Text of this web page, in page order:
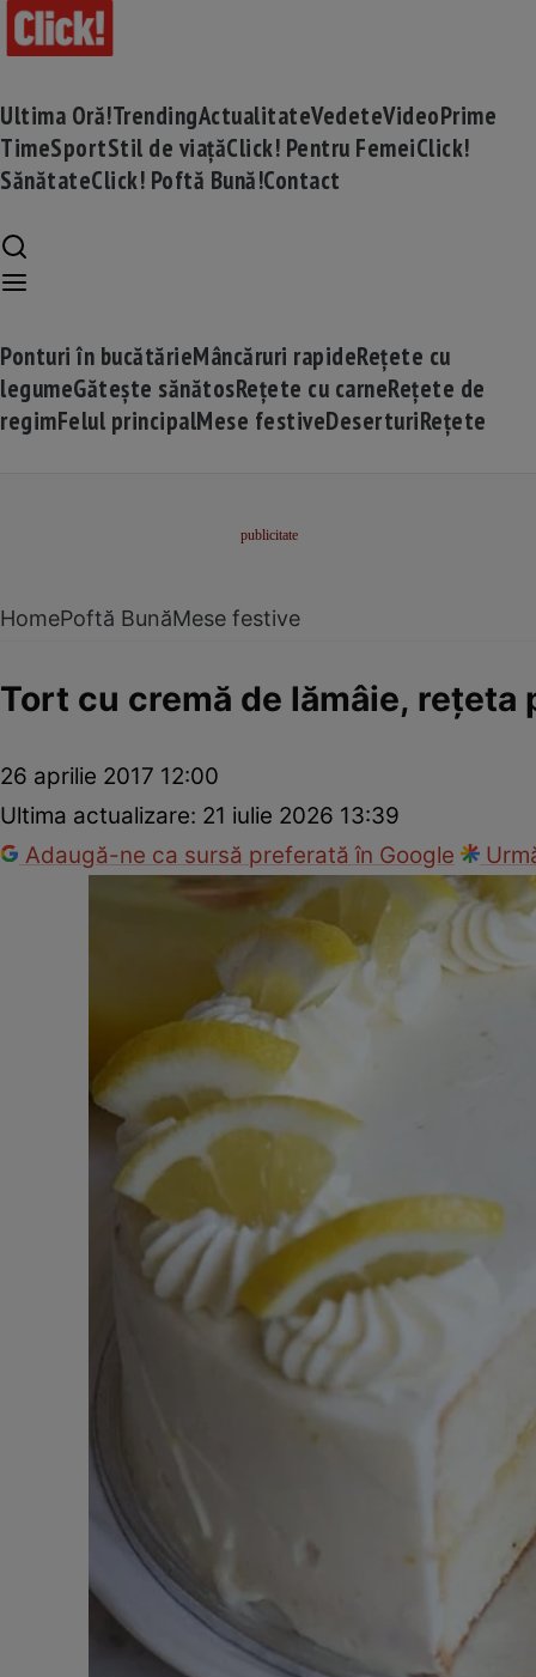
Ultima Oră!TrendingActualitateVedeteVideoPrime
TimeSportStil de viațăClick! Pentru FemeiClick!
SănătateClick! Poftă Bună!Contact
Ponturi în bucătărieMâncăruri rapideRețete cu
legumeGătește sănătosRețete cu carneRețete de
regimFelul principalMese festiveDeserturiRețete
HomePoftă BunăMese festive
Tort cu cremă de lămâie, reţeta
26 aprilie 2017 12:00
Ultima actualizare: 21 iulie 2026 13:39
Adaugă-ne ca sursă preferată în Google